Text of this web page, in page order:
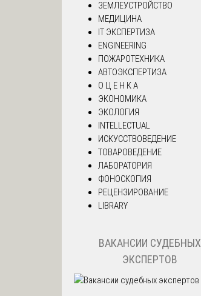
ЗЕМЛЕУСТРОЙСТВО
МЕДИЦИНА
IT ЭКСПЕРТИЗА
ENGINEERING
ПОЖАРОТЕХНИКА
АВТОЭКСПЕРТИЗА
О Ц Е Н К А
ЭКОНОМИКА
ЭКОЛОГИЯ
INTELLECTUAL
ИСКУССТВОВЕДЕНИЕ
ТОВАРОВЕДЕНИЕ
ЛАБОРАТОРИЯ
ФОНОСКОПИЯ
РЕЦЕНЗИРОВАНИЕ
LIBRARY
ВАКАНСИИ СУДЕБНЫХ
ЭКСПЕРТОВ